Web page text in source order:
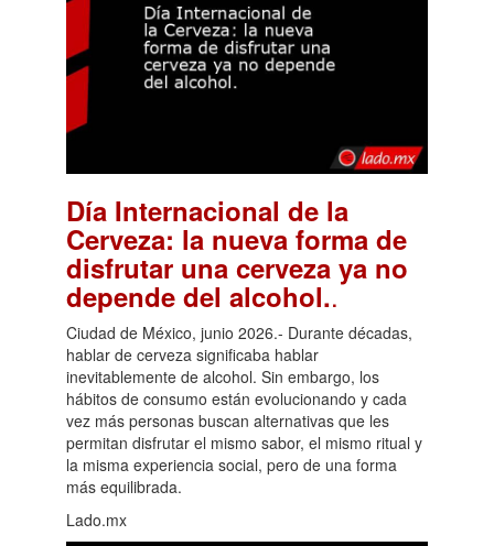
Día Internacional de la
Cerveza: la nueva forma de
disfrutar una cerveza ya no
depende del alcohol..
Ciudad de México, junio 2026.- Durante décadas,
hablar de cerveza significaba hablar
inevitablemente de alcohol. Sin embargo, los
hábitos de consumo están evolucionando y cada
vez más personas buscan alternativas que les
permitan disfrutar el mismo sabor, el mismo ritual y
la misma experiencia social, pero de una forma
más equilibrada.
Lado.mx